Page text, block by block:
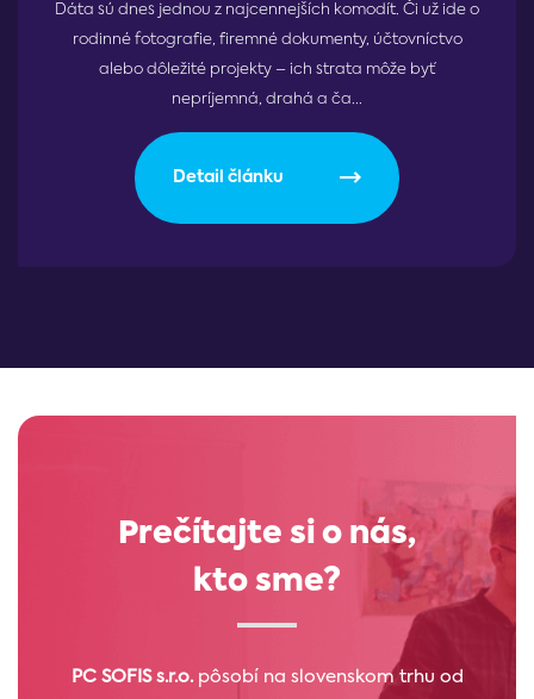
Dáta sú dnes jednou z najcennejších komodít. Či už ide o
rodinné fotografie, firemné dokumenty, účtovníctvo
alebo dôležité projekty – ich strata môže byť
nepríjemná, drahá a ča...
Detail článku
Prečítajte si o nás,
kto sme?
PC SOFIS s.r.o.pôsobí na slovenskom trhu od